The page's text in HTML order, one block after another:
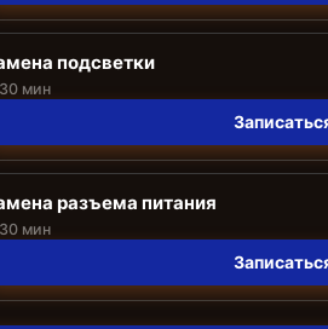
подсветки
30 мин
разъема питания
30 мин